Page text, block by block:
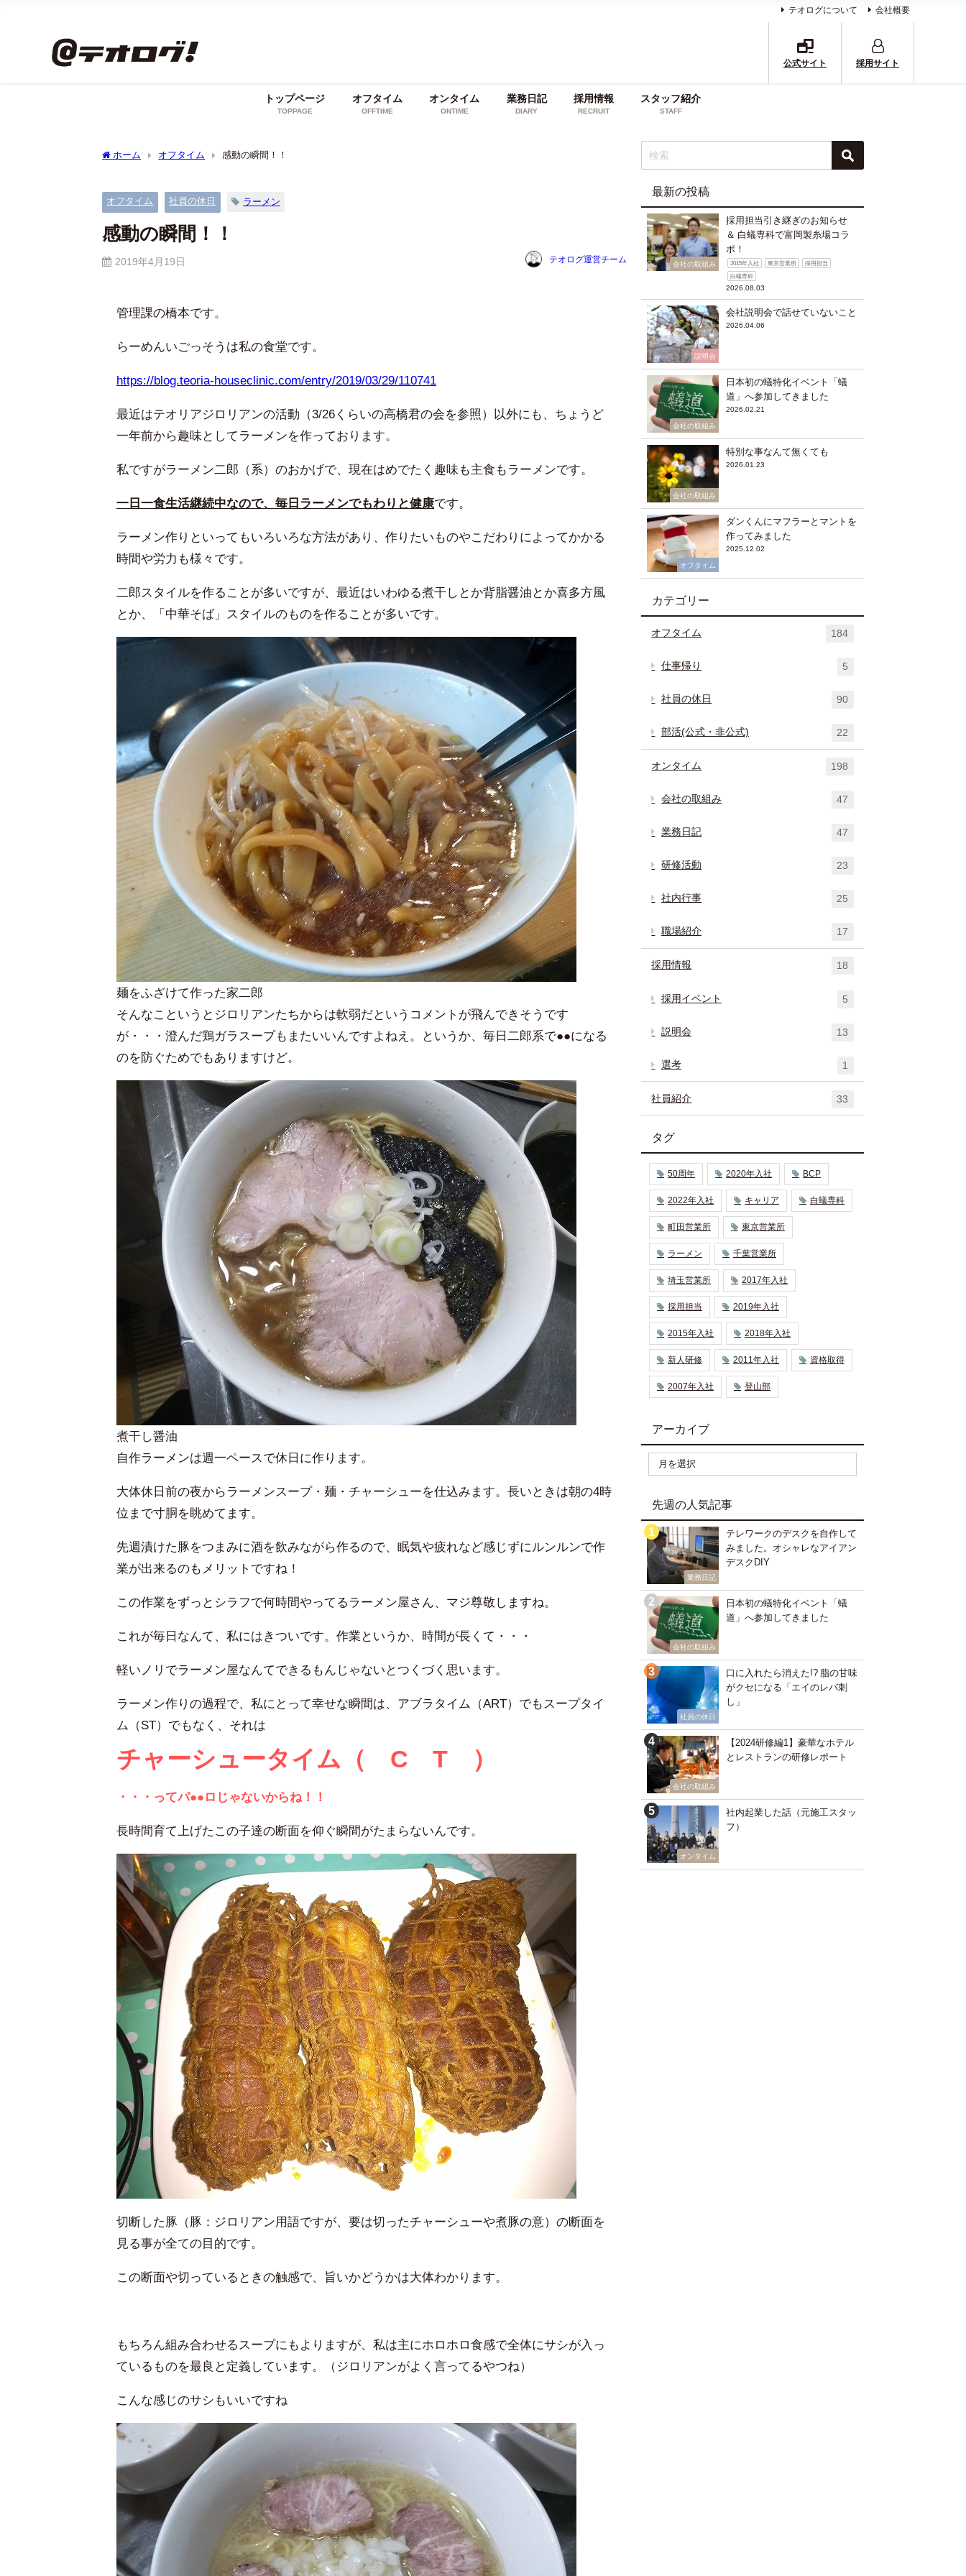
テオログについて 会社概要
公式サイト 採用サイト
トップページ
TOPPAGE
オフタイム
OFFTIME
オンタイム
ONTIME
業務日記
DIARY
採用情報
RECRUIT
スタッフ紹介
STAFF
ホーム オフタイム 感動の瞬間！！
オフタイム 社員の休日 ラーメン
感動の瞬間！！
2019年4月19日 テオログ運営チーム
管理課の橋本です。
らーめんいごっそうは私の食堂です。
https://blog.teoria-houseclinic.com/entry/2019/03/29/110741
最近はテオリアジロリアンの活動（3/26くらいの高橋君の会を参照）以外にも、ちょうど
一年前から趣味としてラーメンを作っております。
私ですがラーメン二郎（系）のおかげで、現在はめでたく趣味も主食もラーメンです。
一日一食生活継続中なので、毎日ラーメンでもわりと健康です。
ラーメン作りといってもいろいろな方法があり、作りたいものやこだわりによってかかる
時間や労力も様々です。
二郎スタイルを作ることが多いですが、最近はいわゆる煮干しとか背脂醤油とか喜多方風
とか、「中華そば」スタイルのものを作ることが多いです。
麺をふざけて作った家二郎
そんなこというとジロリアンたちからは軟弱だというコメントが飛んできそうです
が・・・澄んだ鶏ガラスープもまたいいんですよねえ。というか、毎日二郎系で●●になる
のを防ぐためでもありますけど。
煮干し醤油
自作ラーメンは週一ペースで休日に作ります。
大体休日前の夜からラーメンスープ・麺・チャーシューを仕込みます。長いときは朝の4時
位まで寸胴を眺めてます。
先週漬けた豚をつまみに酒を飲みながら作るので、眠気や疲れなど感じずにルンルンで作
業が出来るのもメリットですね！
この作業をずっとシラフで何時間やってるラーメン屋さん、マジ尊敬しますね。
これが毎日なんて、私にはきついです。作業というか、時間が長くて・・・
軽いノリでラーメン屋なんてできるもんじゃないとつくづく思います。
ラーメン作りの過程で、私にとって幸せな瞬間は、アブラタイム（ART）でもスープタイ
ム（ST）でもなく、それは
チャーシュータイム（ C T ）
・・・ってパ●●ロじゃないからね！！
長時間育て上げたこの子達の断面を仰ぐ瞬間がたまらないんです。
切断した豚（豚：ジロリアン用語ですが、要は切ったチャーシューや煮豚の意）の断面を
見る事が全ての目的です。
この断面や切っているときの触感で、旨いかどうかは大体わかります。
もちろん組み合わせるスープにもよりますが、私は主にホロホロ食感で全体にサシが入っ
ているものを最良と定義しています。（ジロリアンがよく言ってるやつね）
こんな感じのサシもいいですね
最新の投稿
会社の取組み
採用担当引き継ぎのお知らせ
＆ 白蟻専科で富岡製糸場コラ
ボ！
2015年入社 東京営業所 採用担当
白蟻専科
2026.08.03
説明会
会社説明会で話せていないこと
2026.04.06
会社の取組み
日本初の蟻特化イベント「蟻
道」へ参加してきました
2026.02.21
会社の取組み
特別な事なんて無くても
2026.01.23
オフタイム
ダンくんにマフラーとマントを
作ってみました
2025.12.02
カテゴリー
オフタイム 184
仕事帰り 5
社員の休日 90
部活(公式・非公式) 22
オンタイム 198
会社の取組み 47
業務日記 47
研修活動 23
社内行事 25
職場紹介 17
採用情報 18
採用イベント 5
説明会 13
選考 1
社員紹介 33
タグ
50周年 2020年入社 BCP
2022年入社 キャリア 白蟻専科
町田営業所 東京営業所
ラーメン 千葉営業所
埼玉営業所 2017年入社
採用担当 2019年入社
2015年入社 2018年入社
新人研修 2011年入社 資格取得
2007年入社 登山部
アーカイブ
先週の人気記事
業務日記
テレワークのデスクを自作して
みました。オシャレなアイアン
デスクDIY
会社の取組み
日本初の蟻特化イベント「蟻
道」へ参加してきました
社員の休日
口に入れたら消えた!? 脂の甘味
がクセになる「エイのレバ刺
し」
会社の取組み
【2024研修編1】豪華なホテル
とレストランの研修レポート
オンタイム
社内起業した話（元施工スタッ
フ）